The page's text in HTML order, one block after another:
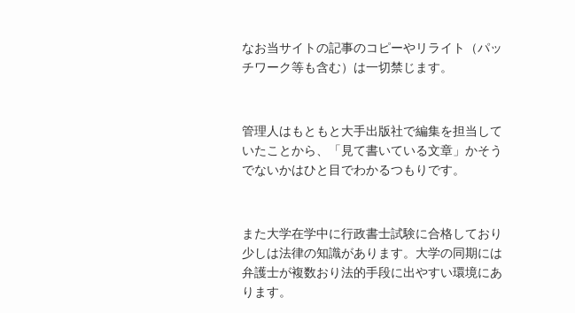
なお当サイトの記事のコピーやリライト（パッ
チワーク等も含む）は一切禁じます。
管理人はもともと大手出版社で編集を担当して
いたことから、「見て書いている文章」かそう
でないかはひと目でわかるつもりです。
また大学在学中に行政書士試験に合格しており
少しは法律の知識があります。大学の同期には
弁護士が複数おり法的手段に出やすい環境にあ
ります。